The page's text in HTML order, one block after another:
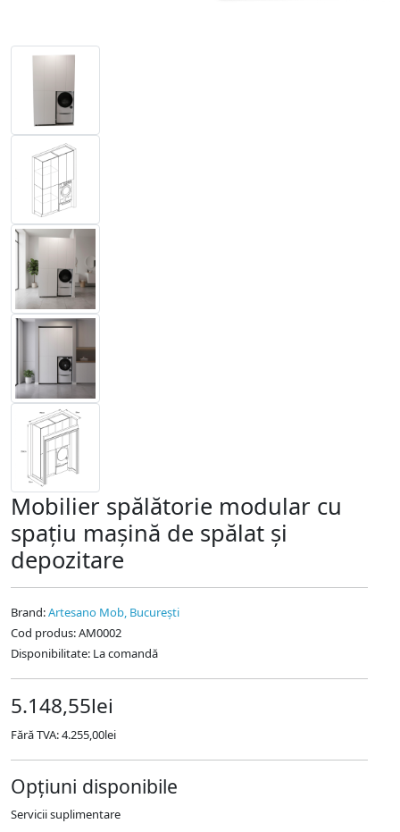
Mobilier spălătorie modular cu
spațiu mașină de spălat și
depozitare
Brand:Artesano Mob, București
Cod produs:AM0002
Disponibilitate: La comandă
5.148,55lei
Fără TVA: 4.255,00lei
Opțiuni disponibile
Servicii suplimentare